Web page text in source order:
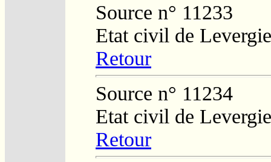
Source n° 11233
Etat civil de
Retour
Source n° 11234
Etat civil de
Retour